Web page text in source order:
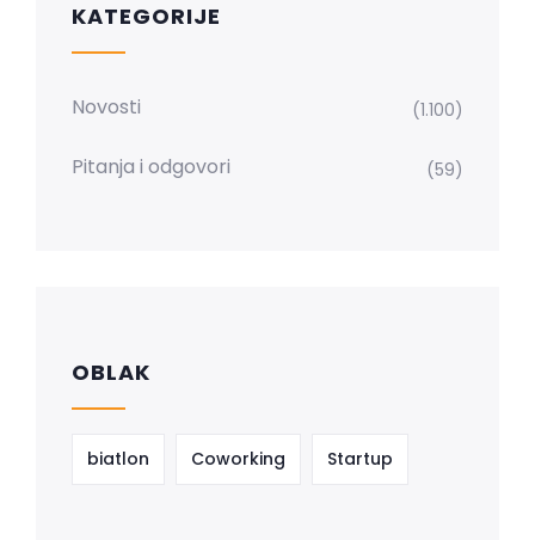
KATEGORIJE
Novosti (1.100)
Pitanja i odgovori (59)
OBLAK
biatlon Coworking Startup